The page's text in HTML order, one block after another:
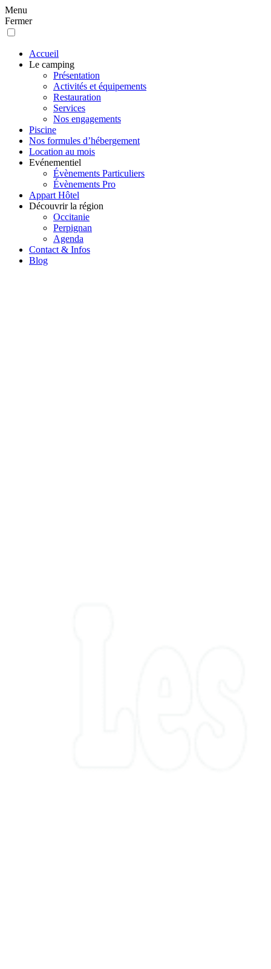
Menu
Fermer
Accueil
Le camping
Présentation
Activités et équipements
Restauration
Services
Nos engagements
Piscine
Nos formules d’hébergement
Location au mois
Evénementiel
Évènements Particuliers
Évènements Pro
Appart Hôtel
Découvrir la région
Occitanie
Perpignan
Agenda
Contact & Infos
Blog